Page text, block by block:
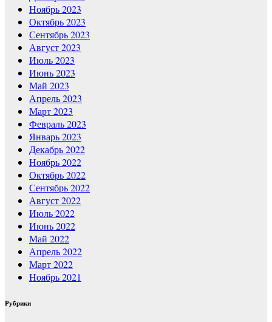
Ноябрь 2023
Октябрь 2023
Сентябрь 2023
Август 2023
Июль 2023
Июнь 2023
Май 2023
Апрель 2023
Март 2023
Февраль 2023
Январь 2023
Декабрь 2022
Ноябрь 2022
Октябрь 2022
Сентябрь 2022
Август 2022
Июль 2022
Июнь 2022
Май 2022
Апрель 2022
Март 2022
Ноябрь 2021
Рубрики